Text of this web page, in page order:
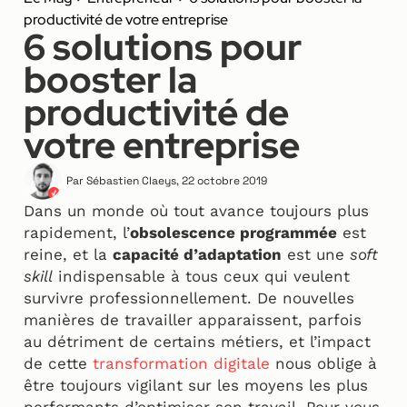
productivité de votre entreprise
6 solutions pour
booster la
productivité de
votre entreprise
Par Sébastien Claeys,22 octobre 2019
Dans un monde où tout avance toujours plus
rapidement, l’obsolescence programmée est
reine, et la capacité d’adaptation est une soft
skill indispensable à tous ceux qui veulent
survivre professionnellement. De nouvelles
manières de travailler apparaissent, parfois
au détriment de certains métiers, et l’impact
de cette transformation digitale nous oblige à
être toujours vigilant sur les moyens les plus